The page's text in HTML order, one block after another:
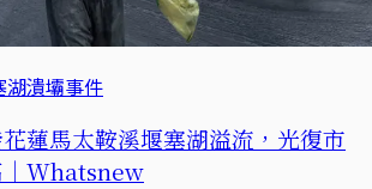
湖潰壩事件
蓮馬太鞍溪堰塞湖溢流，光復市
｜Whatsnew